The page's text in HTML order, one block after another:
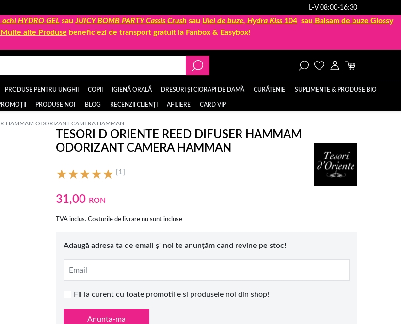
L-V 08:00-16:30
HYDRO GEL sau JUICY BOMB PARTY Cassis Crush sau Ulei de buze, Hydra Kiss 104 sau Balsam de buze Glossy
Multe alte Produse beneficiezi de transport gratuit la Fanbox & Easybox!
PRODUSE PENTRU UNGHII COPII IGIENĂ ORALĂ DRESURI ȘI CIORAPI DE DAMĂ CURĂȚENIE SUPLIMENTE & PRODUSE BIO
PRODUSE NOI BLOG RECENZII CLIENȚI AFILIERE CARD VIP
HAMMAM ODORIZANT CAMERA HAMMAN
TESORI D ORIENTE REED DIFUSER HAMMAM
ODORIZANT CAMERA HAMMAN
[1]
31,00 RON
TVA inclus. Costurile de livrare nu sunt incluse
Adaugă adresa ta de email și noi te anunțăm cand revine pe stoc!
Email
Fii la curent cu toate promotiile si produsele noi din shop!
Anunta-ma